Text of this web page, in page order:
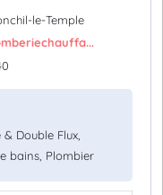
le-Temple
Double Flux,
bains, Plombier